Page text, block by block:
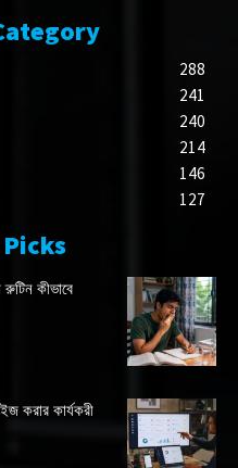
288
241
240
214
146
127
কীভাবে
করার কার্যকরী